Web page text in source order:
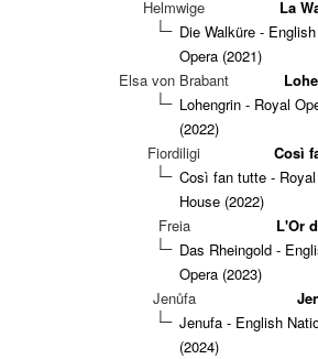
Helmwige
La
Die Walküre -
Opera (2021)
Elsa von Brabant
Lohengrin - Royal
(2022)
Fiordiligi
Così
Così fan tutte -
House (2022)
Freia
L'Or
Das Rheingold -
Opera (2023)
Jenůfa
Jenufa - English
(2024)